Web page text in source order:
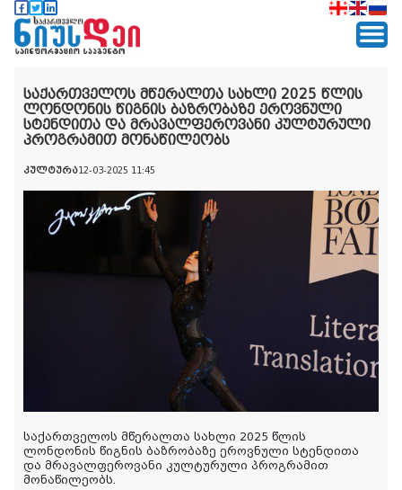
საქართველოს მწერალთა სახლი 2025 წლის
ლონდონის წიგნის ბაზრობაზე ეროვნული
სტენდითა და მრავალფეროვანი კულტურული
პროგრამით მონაწილეობს
კულტურა12-03-2025 11:45
საქართველოს მწერალთა სახლი 2025 წლის
ლონდონის წიგნის ბაზრობაზე ეროვნული სტენდითა
და მრავალფეროვანი კულტურული პროგრამით
მონაწილეობს.